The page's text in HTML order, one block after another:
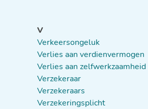
V
Verkeersongeluk
Verlies aan verdienvermogen
Verlies aan zelfwerkzaamheid
Verzekeraar
Verzekeraars
Verzekeringsplicht